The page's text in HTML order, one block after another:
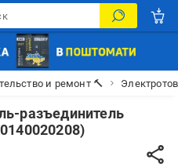
и ремонт 🔨
разъединитель